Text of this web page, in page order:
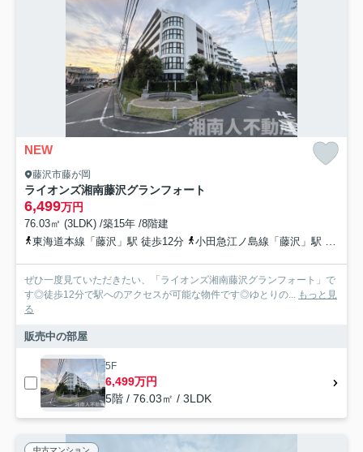
NEW
藤沢市藤が岡
ライオンズ湘南藤沢グランフォート
6,499万円
76.03㎡ (3LDK) /築15年 /8階建
東海道本線「藤沢」駅 徒歩12分
小田急江ノ島線「藤沢」駅 徒歩12分
ぜひ一度見ていただきたい、「ライオンズ湘南藤沢グランフォート」で
す◎徒歩12分で駅へのアクセスが可能な物件です◎ゆとりの... もっと見
る
販売中の部屋
5F
6,499万円
5階 / 76.03㎡ / 3LDK
中古マンション